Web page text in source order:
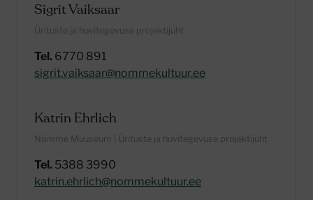
Sigrit Vaiksaar
Ürituste ja huvitegevuse projektijuht
Tel. 6770 891
sigrit.vaiksaar@nommekultuur.ee
Katrin Ehrlich
Nõmme Muuseum | Ürituste ja huvitegevuse projektijuht
Tel. 5388 3990
katrin.ehrlich@nommekultuur.ee